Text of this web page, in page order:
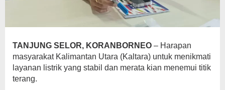
TANJUNG SELOR, KORANBORNEO – Harapan
masyarakat Kalimantan Utara (Kaltara) untuk menikmati
layanan listrik yang stabil dan merata kian menemui titik
terang.